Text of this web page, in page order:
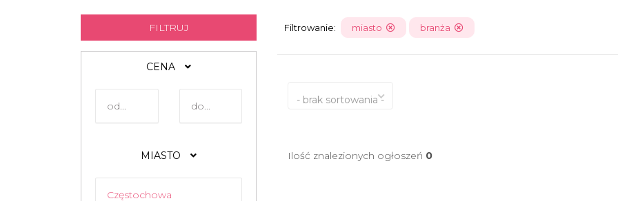
FILTRUJ
CENA
MIASTO
Filtrowanie: miasto branża
- brak sortowania -
Ilość znalezionych ogłoszeń 0